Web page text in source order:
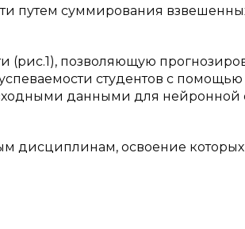
путем суммирования
(рис.1), позволяющую
студентов с помощью
данными для нейронной
дисциплинам, освоение